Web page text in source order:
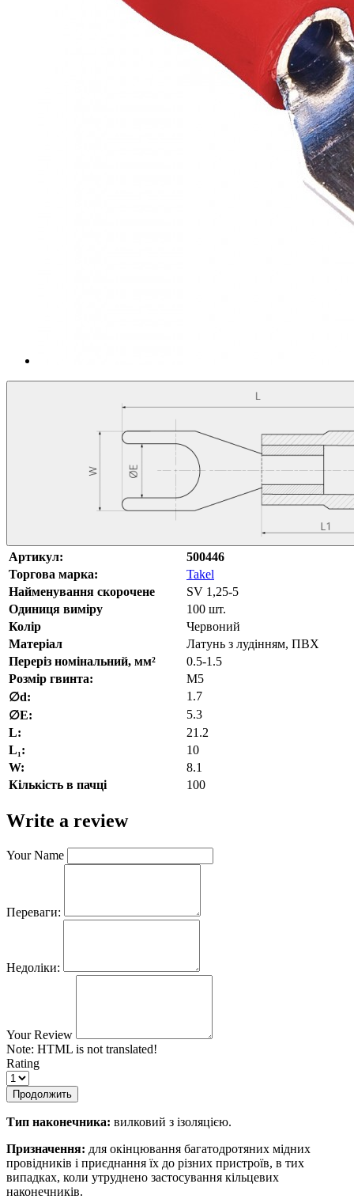
Артикул:
500446
Торгова марка:
Takel
Найменування скорочене
SV 1,25-5
Одиниця виміру
100 шт.
Колір
Червоний
Матеріал
Латунь з лудінням, ПВХ
Переріз номінальний, мм²
0.5-1.5
Розмір гвинта:
M5
∅d:
1.7
∅E:
5.3
L:
21.2
L₁:
10
W:
8.1
Кількість в пачці
100
Write a review
Your Name
Переваги:
Недоліки:
Your Review
Note: HTML is not translated!
Rating
Продолжить
Тип наконечника: вилковий з ізоляцією.
Призначення: для окінцювання багатодротяних мідних
провідників і приєднання їх до різних пристроїв, в тих
випадках, коли утруднено застосування кільцевих
наконечників.